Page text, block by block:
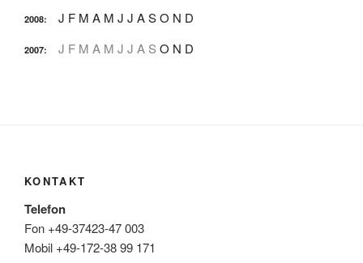
2008: J F M A M J J ASO N D
2007: J F M A M J J A S O N D
KONTAKT
Telefon
Fon +49-37423-47 003
Mobil +49-172-38 99 171